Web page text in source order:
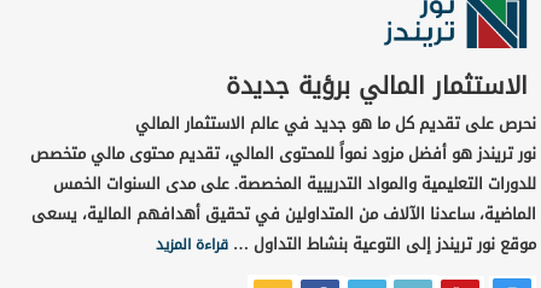
الاستثمار المالي برؤية جديدة
نحرص على تقديم كل ما هو جديد في عالم الاستثمار المالي
نور تريندز هو أفضل مزود نمواً للمحتوى المالي، تقديم محتوى مالي متخصص
للدورات التعليمية والمواد التدريبية المخصصة. على مدى السنوات الخمس
الماضية، ساعدنا الآلاف من المتداولين في تحقيق أهدافهم المالية، يسعى
موقع نور تريندز إلى التوعية بنشاط التداول …قراءة المزيد